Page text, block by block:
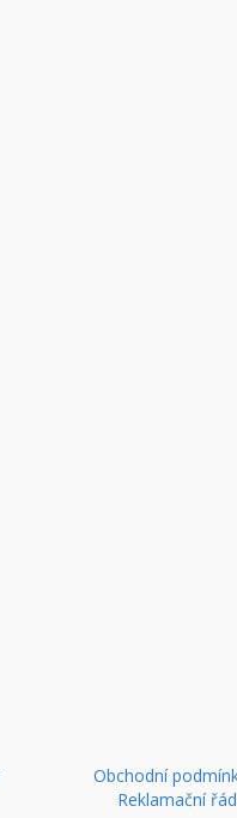
Obchodní
Reklamační řád